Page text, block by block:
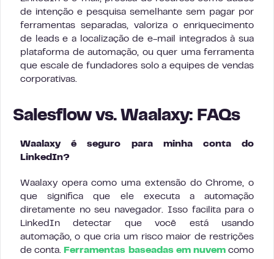
de intenção e pesquisa semelhante sem pagar por
ferramentas separadas, valoriza o enriquecimento
de leads e a localização de e-mail integrados à sua
plataforma de automação, ou quer uma ferramenta
que escale de fundadores solo a equipes de vendas
corporativas.
Salesflow vs. Waalaxy: FAQs
Waalaxy é seguro para minha conta do
LinkedIn?
Waalaxy opera como uma extensão do Chrome, o
que significa que ele executa a automação
diretamente no seu navegador. Isso facilita para o
LinkedIn detectar que você está usando
automação, o que cria um risco maior de restrições
de conta. Ferramentas baseadas em nuvemcomo